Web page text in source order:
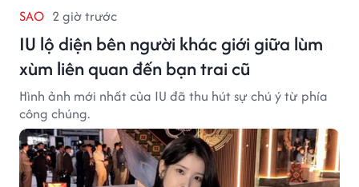
SAO 2 giờ trước
IU lộ diện bên người khác giới giữa lùm
xùm liên quan đến bạn trai cũ
Hình ảnh mới nhất của IU đã thu hút sự chú ý từ phía
công chúng.